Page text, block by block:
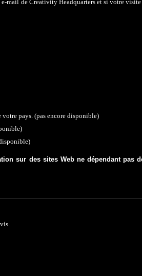
mail de Creativity Headquarters et si votre
votre pays. (pas encoredisponible)
sur des sites Web ne dépendant pas